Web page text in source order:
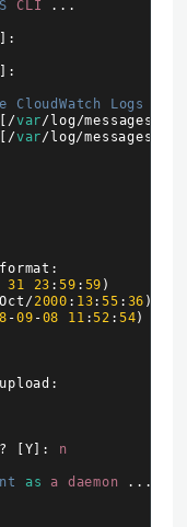
CLI . . .
:
:
CloudWatch Logs
/var/ log/messages
/var/ log/messages
format :
31 23 :59 : 59 )
Oct /2000 : 13:55 : 36 )
-09 -08 11 :52 : 54)
upload :
? Y : n
as a daemon . . .